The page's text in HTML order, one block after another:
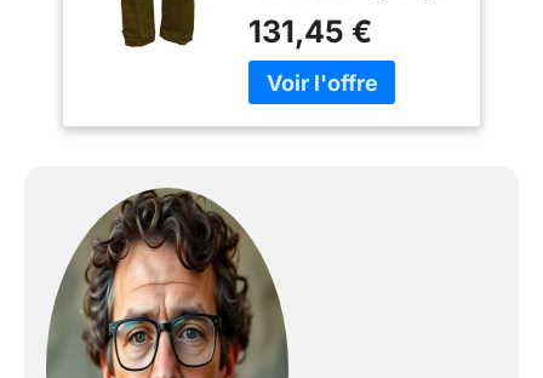
Loops Inner Leg Length
- 22inchs
131,45 €